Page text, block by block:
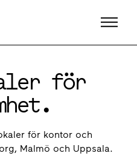
för
för kontor och
Malmö och Uppsala.